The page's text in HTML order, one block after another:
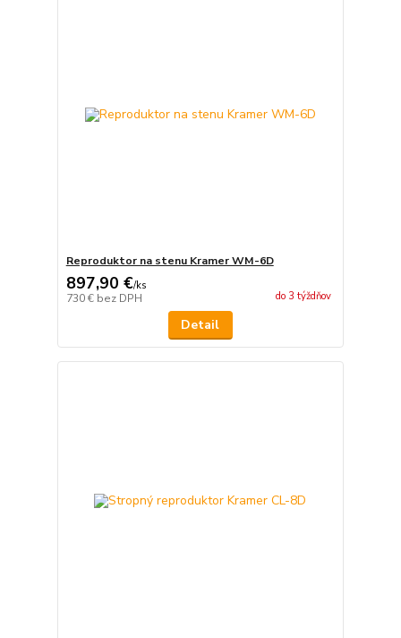
Reproduktor na stenu Kramer WM-6D
897,90 €/ks
730 € bez DPH do 3 týždňov
Detail